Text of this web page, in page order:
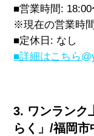
■営業時間:
※現在の営業時
■定休日: なし
■詳細はこちら
3. ワンランク
らく」/福岡市